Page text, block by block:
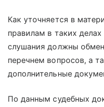
Как уточняется в
правилам в таких
слушания должны
перечнем вопросов, а
дополнительные
По данным судебных